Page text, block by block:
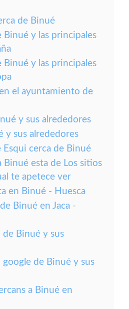
de Binué
Binué y las principales
Binué y las principales
el ayuntamiento de
y sus alrededores
y sus alrededores
Esqui cerca de Binué
Binué esta de Los sitios
te apetece ver
en Binué - Huesca
Binué en Jaca -
de Binué y sus
google de Binué y sus
a Binué en